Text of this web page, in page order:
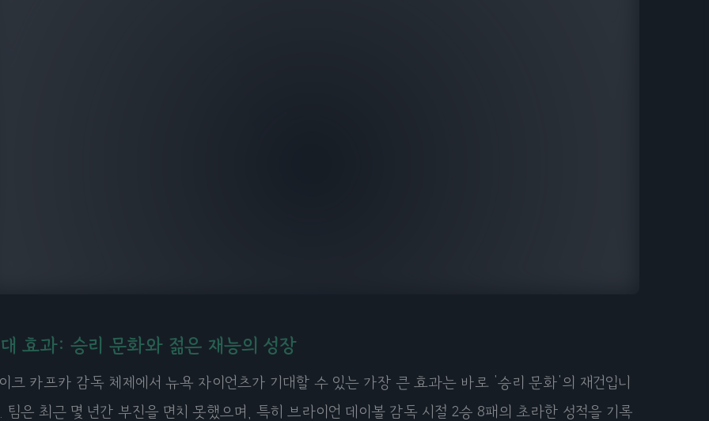
효과: 승리 문화와 젊은 재능의 성장
크 카프카 감독 체제에서 뉴욕 자이언츠가 기대할 수 있는 가장 큰 효과는 바로 '승리 문화'의 재건입니
팀은 최근 몇 년간 부진을 면치 못했으며, 특히 브라이언 데이볼 감독 시절 2승 8패의 초라한 성적을 기록